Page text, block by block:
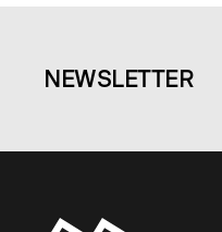
NEWSLETTER